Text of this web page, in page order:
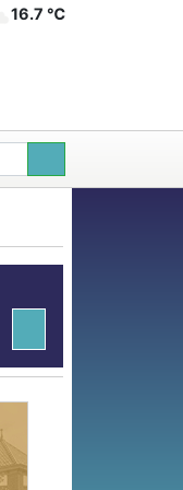
16.7 ℃